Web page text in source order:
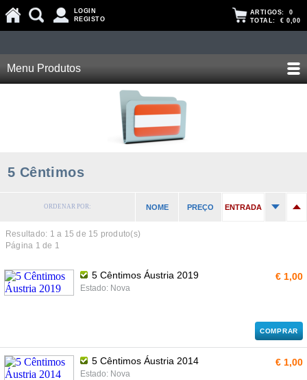
LOGIN
REGISTO
ARTIGOS: 0
TOTAL: € 0,00
Menu Produtos
5 Cêntimos
ORDENAR POR: NOME PREÇO ENTRADA
Resultado: 1 a 15 de 15 produto(s)
Página 1 de 1
5 Cêntimos Áustria 2019
Estado: Nova
€ 1,00
COMPRAR
5 Cêntimos Áustria 2014
Estado: Nova
€ 1,00